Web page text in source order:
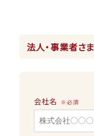
法人・事業者さま
会社名 ※必須